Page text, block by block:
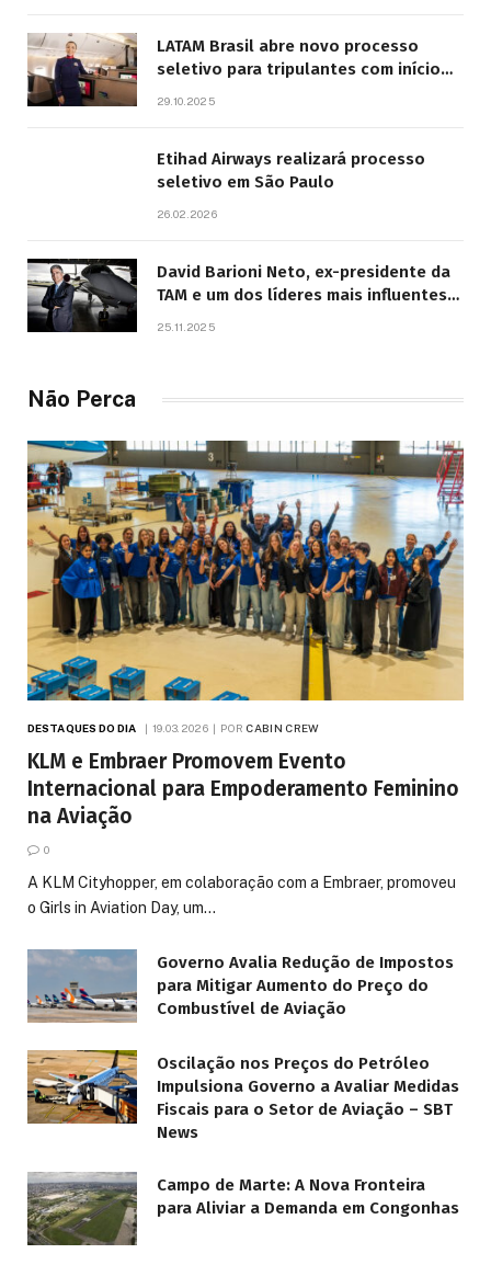
LATAM Brasil abre novo processo
seletivo para tripulantes com início
29.10.2025
Etihad Airways realizará processo
seletivo em São Paulo
26.02.2026
David Barioni Neto, ex-presidente da
TAM e um dos líderes mais influentes
25.11.2025
Não Perca
DESTAQUES DO DIA 19.03.2026 POR CABIN CREW
KLM e Embraer Promovem Evento
Internacional para Empoderamento Feminino
na Aviação
0
A KLM Cityhopper, em colaboração com a Embraer, promoveu
o Girls in Aviation Day, um…
Governo Avalia Redução de Impostos
para Mitigar Aumento do Preço do
Combustível de Aviação
Oscilação nos Preços do Petróleo
Impulsiona Governo a Avaliar Medidas
Fiscais para o Setor de Aviação – SBT
News
Campo de Marte: A Nova Fronteira
para Aliviar a Demanda em Congonhas